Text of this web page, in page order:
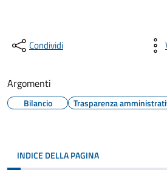
Condividi
Argomenti
Bilancio Trasparenza
INDICE DELLA PAGINA